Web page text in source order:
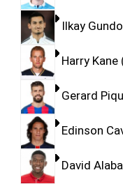
Ilkay
Harry Kane
Gerard
Edinson
David Alaba